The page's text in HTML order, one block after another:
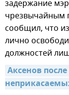
задержание
чрезвычайным
сообщил, что
лично
должностей
Аксенов